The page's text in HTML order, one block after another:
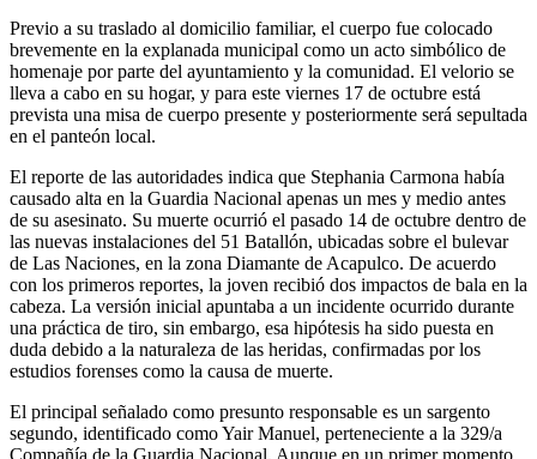
Previo a su traslado al domicilio familiar, el cuerpo fue colocado
brevemente en la explanada municipal como un acto simbólico de
homenaje por parte del ayuntamiento y la comunidad. El velorio se
lleva a cabo en su hogar, y para este viernes 17 de octubre está
prevista una misa de cuerpo presente y posteriormente será sepultada
en el panteón local.
El reporte de las autoridades indica que Stephania Carmona había
causado alta en la Guardia Nacional apenas un mes y medio antes
de su asesinato. Su muerte ocurrió el pasado 14 de octubre dentro de
las nuevas instalaciones del 51 Batallón, ubicadas sobre el bulevar
de Las Naciones, en la zona Diamante de Acapulco. De acuerdo
con los primeros reportes, la joven recibió dos impactos de bala en la
cabeza. La versión inicial apuntaba a un incidente ocurrido durante
una práctica de tiro, sin embargo, esa hipótesis ha sido puesta en
duda debido a la naturaleza de las heridas, confirmadas por los
estudios forenses como la causa de muerte.
El principal señalado como presunto responsable es un sargento
segundo, identificado como Yair Manuel, perteneciente a la 329/a
Compañía de la Guardia Nacional. Aunque en un primer momento